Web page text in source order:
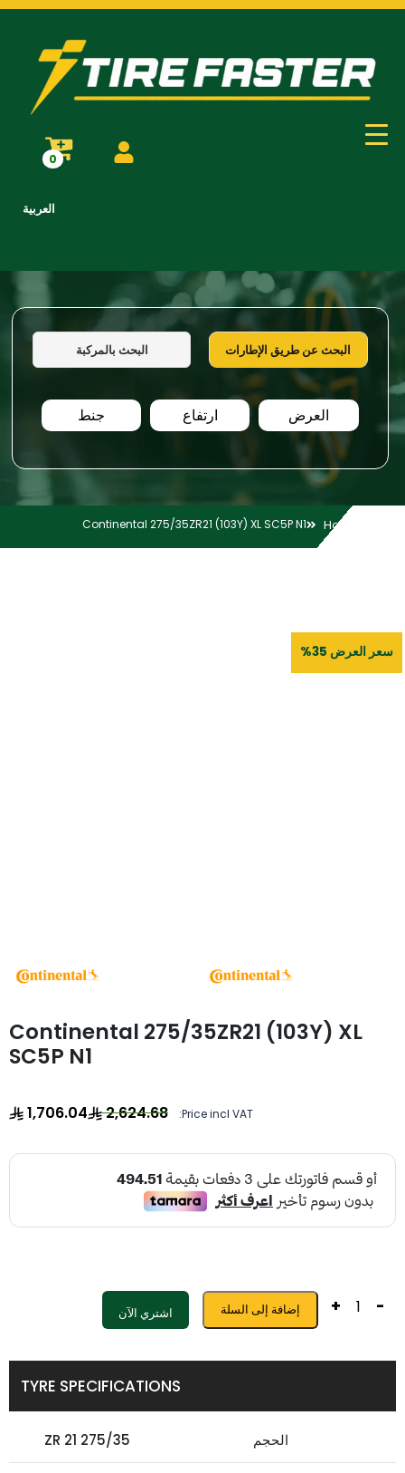
0
العربية
البحث عن طريق الإطارات البحث بالمركبة
العرض ارتفاع جنط
Home
Continental 275/35ZR21 (103Y) XL SC5P N1
سعر العرض 35%
Continental 275/35ZR21 (103Y) XL
SC5P N1
Price incl VAT:
2,624.68
1,706.04
-
+ إضافة إلى السلة اشتري الآن
TYRE SPECIFICATIONS
الحجم 275/35 ZR 21